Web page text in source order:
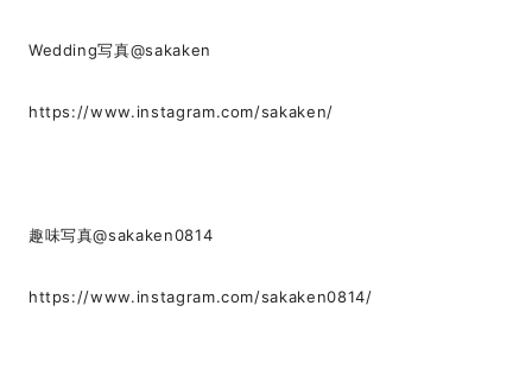
Wedding写真@sakaken
https://www.instagram.com/sakaken/
趣味写真@sakaken0814
https://www.instagram.com/sakaken0814/